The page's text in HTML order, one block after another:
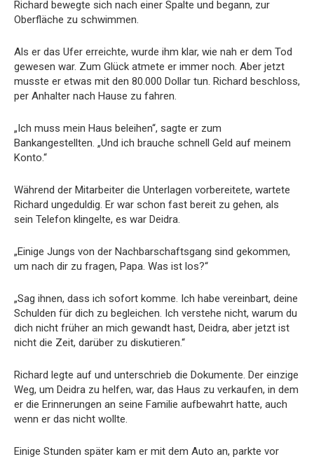
Richard bewegte sich nach einer Spalte und begann, zur
Oberfläche zu schwimmen.
Als er das Ufer erreichte, wurde ihm klar, wie nah er dem Tod
gewesen war. Zum Glück atmete er immer noch. Aber jetzt
musste er etwas mit den 80.000 Dollar tun. Richard beschloss,
per Anhalter nach Hause zu fahren.
„Ich muss mein Haus beleihen“, sagte er zum
Bankangestellten. „Und ich brauche schnell Geld auf meinem
Konto.“
Während der Mitarbeiter die Unterlagen vorbereitete, wartete
Richard ungeduldig. Er war schon fast bereit zu gehen, als
sein Telefon klingelte, es war Deidra.
„Einige Jungs von der Nachbarschaftsgang sind gekommen,
um nach dir zu fragen, Papa. Was ist los?“
„Sag ihnen, dass ich sofort komme. Ich habe vereinbart, deine
Schulden für dich zu begleichen. Ich verstehe nicht, warum du
dich nicht früher an mich gewandt hast, Deidra, aber jetzt ist
nicht die Zeit, darüber zu diskutieren.“
Richard legte auf und unterschrieb die Dokumente. Der einzige
Weg, um Deidra zu helfen, war, das Haus zu verkaufen, in dem
er die Erinnerungen an seine Familie aufbewahrt hatte, auch
wenn er das nicht wollte.
Einige Stunden später kam er mit dem Auto an, parkte vor